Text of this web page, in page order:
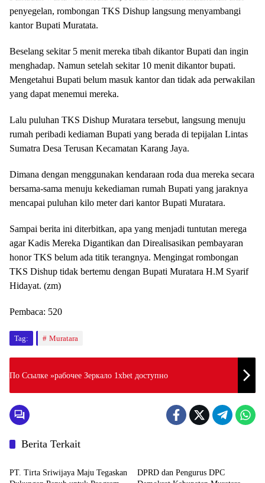
penyegelan, rombongan TKS Dishup langsung menyambangi
kantor Bupati Muratata.
Beselang sekitar 5 menit mereka tibah dikantor Bupati dan ingin
menghadap. Namun setelah sekitar 10 menit dikantor bupati.
Mengetahui Bupati belum masuk kantor dan tidak ada perwakilan
yang dapat menemui mereka.
Lalu puluhan TKS Dishup Muratara tersebut, langsung menuju
rumah peribadi kediaman Bupati yang berada di tepijalan Lintas
Sumatra Desa Terusan Kecamatan Karang Jaya.
Dimana dengan menggunakan kendaraan roda dua mereka secara
bersama-sama menuju kekediaman rumah Bupati yang jaraknya
mencapai puluhan kilo meter dari kantor Bupati Muratara.
Sampai berita ini diterbitkan, apa yang menjadi tuntutan merega
agar Kadis Mereka Digantikan dan Direalisasikan pembayaran
honor TKS belum ada titik terangnya. Mengingat rombongan
TKS Dishup tidak bertemu dengan Bupati Muratara H.M Syarif
Hidayat. (zm)
Pembaca: 520
Tag: Muratara
По Ссылке »рабочее Зеркало 1xbet доступно
Berita Terkait
Muratara
PT. Tirta Sriwijaya Maju Tegaskan
DPRD dan Pengurus DPC